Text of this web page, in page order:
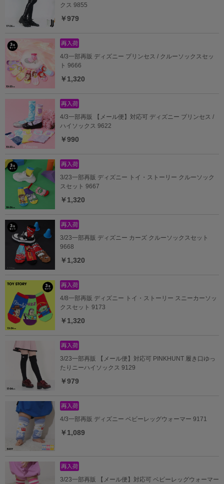
クス 9855
￥979
4/3一部再販 ディズニー プリンセス / クルーソックスセッ
ト 9666
￥1,320
4/3一部再販 【メール便】対応可 ディズニー プリンセス /
ハイソックス 9622
￥990
3/23一部再販 ディズニー トイ・ストーリー クルーソック
スセット 9667
￥1,320
3/23一部再販 ディズニー カーズ クルーソックスセット
9668
￥1,320
4/8一部再販 ディズニー トイ・ストーリー スニーカーソッ
クスセット 9173
￥1,320
3/23一部再販 【メール便】対応可 PINKHUNT 履き口ゆっ
たりニーハイソックス 9129
￥979
4/3一部再販 ディズニー ベビーレッグウォーマー 9171
￥1,089
3/23一部再販 【メール便】対応可 ベビーレッグウォーマー